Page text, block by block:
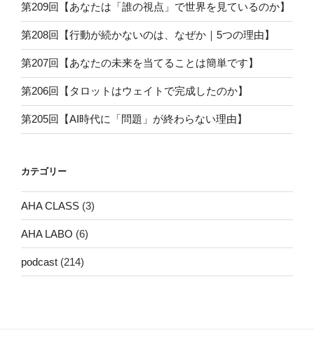
第209回【あなたは「誰の視点」で世界を見ているのか】
第208回【行動が続かないのは、なぜか｜5つの理由】
第207回【あなたの未来を当てることは簡単です】
第206回【タロットはウェイトで完成したのか】
第205回【AI時代に「問題」が終わらない理由】
カテゴリー
AHA CLASS (3)
AHA LABO (6)
podcast (214)